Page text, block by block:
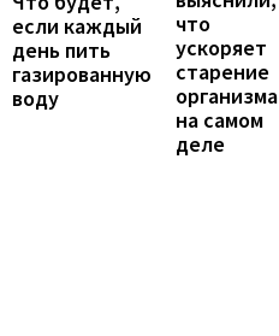
если каждый
день пить
газированную
воду
что
ускоряет
старение
организма
на самом
деле